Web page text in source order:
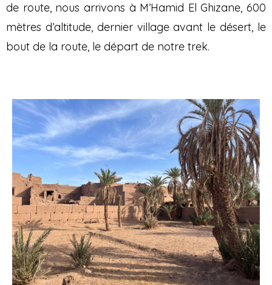
de route, nous arrivons à M’Hamid El Ghizane, 600
mètres d’altitude, dernier village avant le désert, le
bout de la route, le départ de notre trek.